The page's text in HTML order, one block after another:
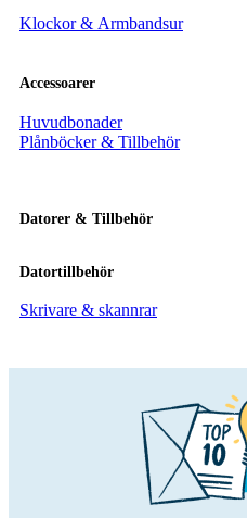
Klockor & Armbandsur
Accessoarer
Huvudbonader
Plånböcker & Tillbehör
Datorer & Tillbehör
Datortillbehör
Skrivare & skannrar